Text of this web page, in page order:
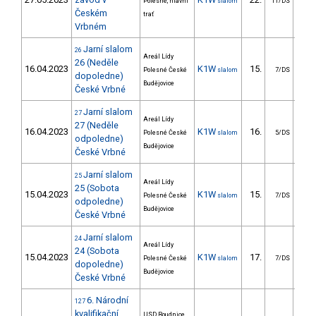
Českém
Vrbném
trať
16.04.2023
26 Jarní slalom
26 (Neděle
dopoledne)
České Vrbné
Areál Lídy
Polesné České
Budějovice
K1W slalom 15. 7/DS
16.04.2023
27 Jarní slalom
27 (Neděle
odpoledne)
České Vrbné
Areál Lídy
Polesné České
Budějovice
K1W slalom 16. 5/DS
15.04.2023
25 Jarní slalom
25 (Sobota
odpoledne)
České Vrbné
Areál Lídy
Polesné České
Budějovice
K1W slalom 15. 7/DS
15.04.2023
24 Jarní slalom
24 (Sobota
dopoledne)
České Vrbné
Areál Lídy
Polesné České
Budějovice
K1W slalom 17. 7/DS
127 6. Národní
kvalifikační